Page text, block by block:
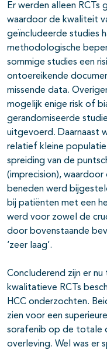
Er werden alleen RCTs
waardoor de kwaliteit
geïncludeerde studies
methodologische
sommige studies een
ontoereikende
missende data.
mogelijk enige risk of
gerandomiseerde
uitgevoerd. Daarnaast
relatief kleine
spreiding van de
(imprecision),
beneden werd
bij patiënten met een
werd voor zowel de
door bovenstaande
‘zeer laag’.
Concluderend zijn er
kwalitatieve RCTs
HCC onderzochten.
zien voor een
sorafenib op de totale
overleving. Wel was er